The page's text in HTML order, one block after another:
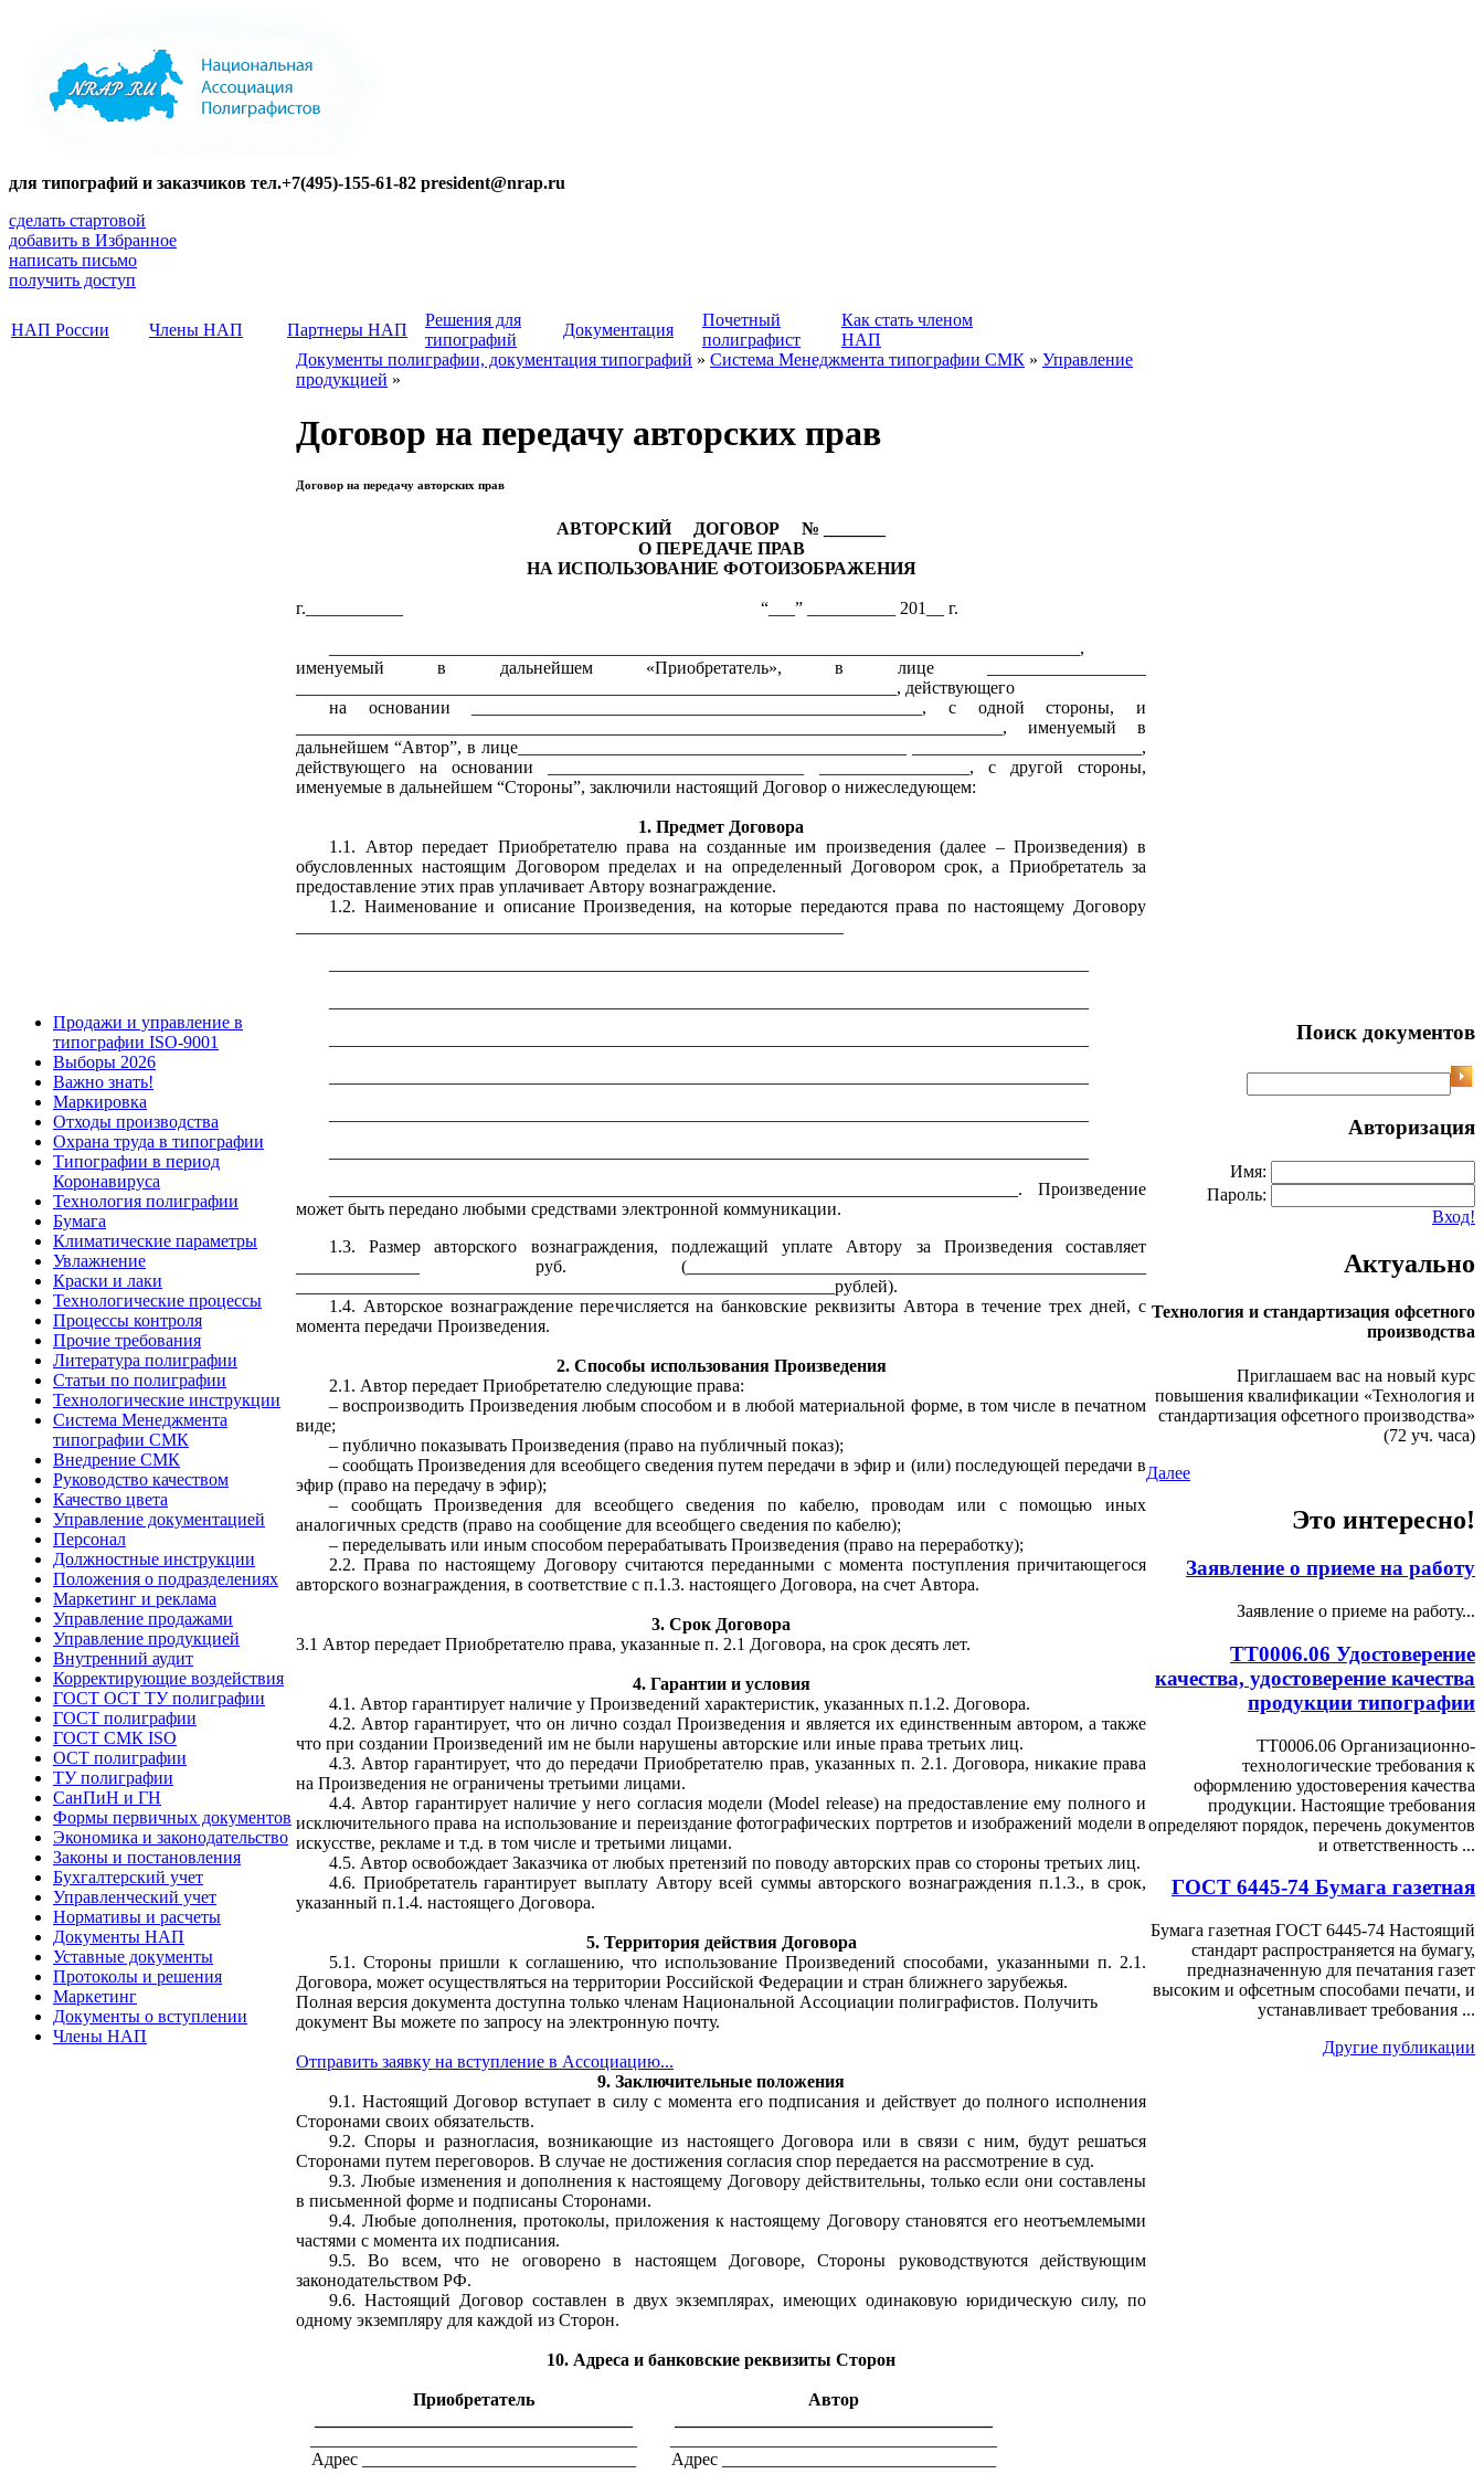
для типографий и заказчиков тел.+7(495)-155-61-82 president@nrap.ru
сделать стартовой
добавить в Избранное
написать письмо
получить доступ
НАП России Члены НАП Партнеры НАП
Решения для
типографий
Документация
Почетный
полиграфист
Как стать членом
НАП
Продажи и управление в
типографии ISO-9001
Выборы 2026
Важно знать!
Маркировка
Отходы производства
Охрана труда в типографии
Типографии в период
Коронавируса
Технология полиграфии
Бумага
Климатические параметры
Увлажнение
Краски и лаки
Технологические процессы
Процессы контроля
Прочие требования
Литература полиграфии
Статьи по полиграфии
Технологические инструкции
Система Менеджмента
типографии СМК
Внедрение СМК
Руководство качеством
Качество цвета
Управление документацией
Персонал
Должностные инструкции
Положения о подразделениях
Маркетинг и реклама
Управление продажами
Управление продукцией
Внутренний аудит
Корректирующие воздействия
ГОСТ ОСТ ТУ полиграфии
ГОСТ полиграфии
ГОСТ СМК ISO
ОСТ полиграфии
ТУ полиграфии
СанПиН и ГН
Формы первичных документов
Экономика и законодательство
Законы и постановления
Бухгалтерский учет
Управленческий учет
Нормативы и расчеты
Документы НАП
Уставные документы
Протоколы и решения
Маркетинг
Документы о вступлении
Члены НАП
Документы полиграфии, документация типографий » Система Менеджмента типографии СМК » Управление
продукцией »
Договор на передачу авторских прав
Договор на передачу авторских прав
АВТОРСКИЙ ДОГОВОР № _______
О ПЕРЕДАЧЕ ПРАВ
НА ИСПОЛЬЗОВАНИЕ ФОТОИЗОБРАЖЕНИЯ
г.___________ “___” __________ 201__ г.
_____________________________________________________________________________________,
именуемый в дальнейшем «Приобретатель», в лице __________________
____________________________________________________________________, действующего
на основании ___________________________________________________, с одной стороны, и
________________________________________________________________________________, именуемый в
дальнейшем “Автор”, в лице____________________________________________ __________________________,
действующего на основании _____________________________ _________________, с другой стороны,
именуемые в дальнейшем “Стороны”, заключили настоящий Договор о нижеследующем:
1. Предмет Договора
1.1. Автор передает Приобретателю права на созданные им произведения (далее – Произведения) в
обусловленных настоящим Договором пределах и на определенный Договором срок, а Приобретатель за
предоставление этих прав уплачивает Автору вознаграждение.
1.2. Наименование и описание Произведения, на которые передаются права по настоящему Договору
______________________________________________________________________________. Произведение
может быть передано любыми средствами электронной коммуникации.
1.3. Размер авторского вознаграждения, подлежащий уплате Автору за Произведения составляет
______________ руб. (____________________________________________________
_____________________________________________________________рублей).
1.4. Авторское вознаграждение перечисляется на банковские реквизиты Автора в течение трех дней, с
момента передачи Произведения.
2. Способы использования Произведения
2.1. Автор передает Приобретателю следующие права:
– воспроизводить Произведения любым способом и в любой материальной форме, в том числе в печатном
виде;
– публично показывать Произведения (право на публичный показ);
– сообщать Произведения для всеобщего сведения путем передачи в эфир и (или) последующей передачи в
эфир (право на передачу в эфир);
– сообщать Произведения для всеобщего сведения по кабелю, проводам или с помощью иных
аналогичных средств (право на сообщение для всеобщего сведения по кабелю);
– переделывать или иным способом перерабатывать Произведения (право на переработку);
2.2. Права по настоящему Договору считаются переданными с момента поступления причитающегося
авторского вознаграждения, в соответствие с п.1.3. настоящего Договора, на счет Автора.
3. Срок Договора
3.1 Автор передает Приобретателю права, указанные п. 2.1 Договора, на срок десять лет.
4. Гарантии и условия
4.1. Автор гарантирует наличие у Произведений характеристик, указанных п.1.2. Договора.
4.2. Автор гарантирует, что он лично создал Произведения и является их единственным автором, а также
что при создании Произведений им не были нарушены авторские или иные права третьих лиц.
4.3. Автор гарантирует, что до передачи Приобретателю прав, указанных п. 2.1. Договора, никакие права
на Произведения не ограничены третьими лицами.
4.4. Автор гарантирует наличие у него согласия модели (Model release) на предоставление ему полного и
исключительного права на использование и переиздание фотографических портретов и изображений модели в
искусстве, рекламе и т.д. в том числе и третьими лицами.
4.5. Автор освобождает Заказчика от любых претензий по поводу авторских прав со стороны третьих лиц.
4.6. Приобретатель гарантирует выплату Автору всей суммы авторского вознаграждения п.1.3., в срок,
указанный п.1.4. настоящего Договора.
5. Территория действия Договора
5.1. Стороны пришли к соглашению, что использование Произведений способами, указанными п. 2.1.
Договора, может осуществляться на территории Российской Федерации и стран ближнего зарубежья.
Полная версия документа доступна только членам Национальной Ассоциации полиграфистов. Получить
документ Вы можете по запросу на электронную почту.
Отправить заявку на вступление в Ассоциацию...
9. Заключительные положения
9.1. Настоящий Договор вступает в силу с момента его подписания и действует до полного исполнения
Сторонами своих обязательств.
9.2. Споры и разногласия, возникающие из настоящего Договора или в связи с ним, будут решаться
Сторонами путем переговоров. В случае не достижения согласия спор передается на рассмотрение в суд.
9.3. Любые изменения и дополнения к настоящему Договору действительны, только если они составлены
в письменной форме и подписаны Сторонами.
9.4. Любые дополнения, протоколы, приложения к настоящему Договору становятся его неотъемлемыми
частями с момента их подписания.
9.5. Во всем, что не оговорено в настоящем Договоре, Стороны руководствуются действующим
законодательством РФ.
9.6. Настоящий Договор составлен в двух экземплярах, имеющих одинаковую юридическую силу, по
одному экземпляру для каждой из Сторон.
10. Адреса и банковские реквизиты Сторон
Приобретатель
Автор
Адрес _______________________________
Адрес _______________________________
Поиск документов
Авторизация
Имя:
Пароль:
Вход!
Актуально
Технология и стандартизация офсетного
производства
Приглашаем вас на новый курс
повышения квалификации «Технология и
стандартизация офсетного производства»
(72 уч. часа)
Далее
Это интересно!
Заявление о приеме на работу
Заявление о приеме на работу...
ТТ0006.06 Удостоверение
качества, удостоверение качества
продукции типографии
ТТ0006.06 Организационно-
технологические требования к
оформлению удостоверения качества
продукции. Настоящие требования
определяют порядок, перечень документов
и ответственность ...
ГОСТ 6445-74 Бумага газетная
Бумага газетная ГОСТ 6445-74 Настоящий
стандарт распространяется на бумагу,
предназначенную для печатания газет
высоким и офсетным способами печати, и
устанавливает требования ...
Другие публикации